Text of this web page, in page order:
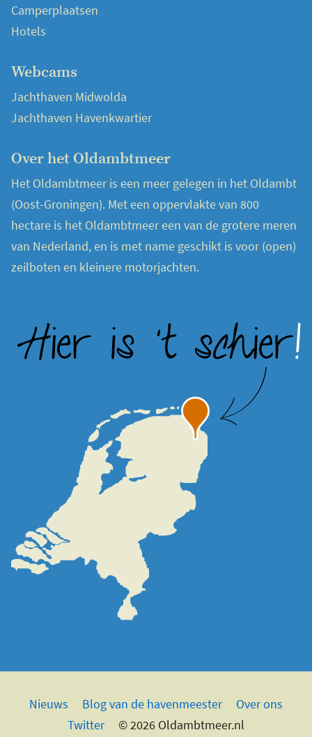
Camperplaatsen
Hotels
Webcams
Jachthaven Midwolda
Jachthaven Havenkwartier
Over het Oldambtmeer
Het Oldambtmeer is een meer gelegen in het Oldambt
(Oost-Groningen). Met een oppervlakte van 800
hectare is het Oldambtmeer een van de grotere meren
van Nederland, en is met name geschikt is voor (open)
zeilboten en kleinere motorjachten.
Nieuws Blog van de havenmeester
Over ons
Twitter
© 2026 Oldambtmeer.nl